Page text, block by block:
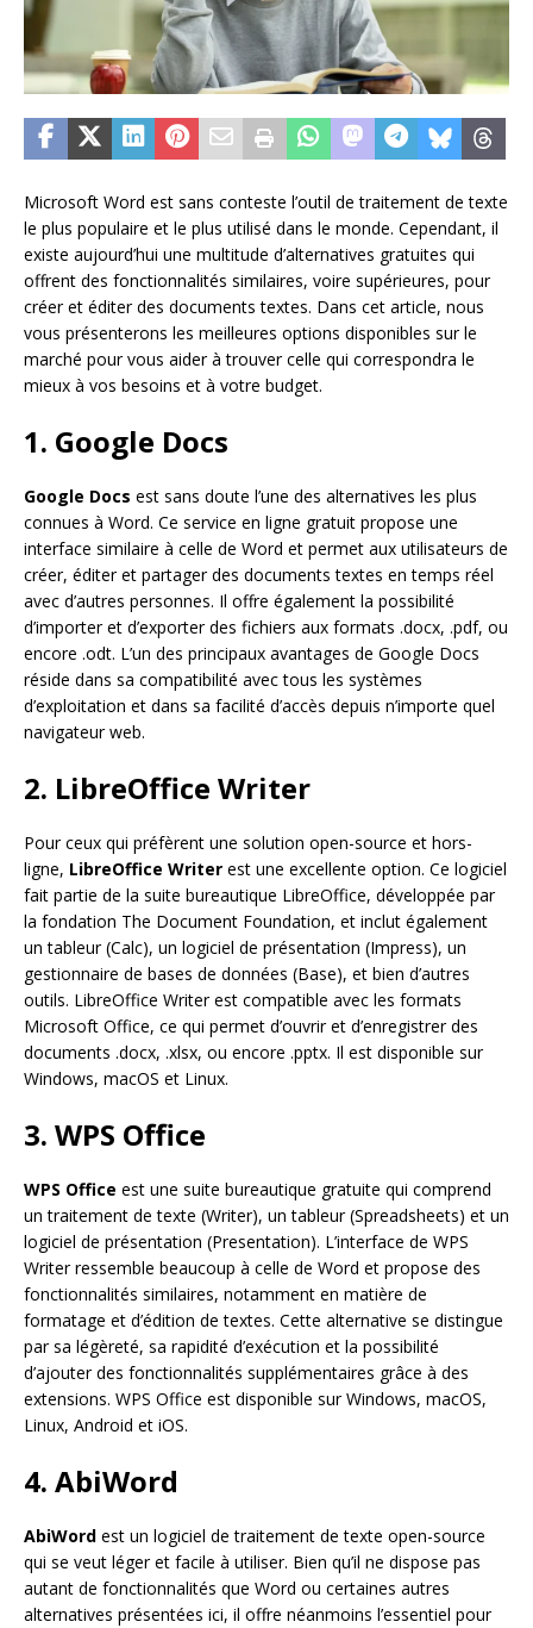
Microsoft Word est sans conteste l’outil de traitement de texte
le plus populaire et le plus utilisé dans le monde. Cependant, il
existe aujourd’hui une multitude d’alternatives gratuites qui
offrent des fonctionnalités similaires, voire supérieures, pour
créer et éditer des documents textes. Dans cet article, nous
vous présenterons les meilleures options disponibles sur le
marché pour vous aider à trouver celle qui correspondra le
mieux à vos besoins et à votre budget.
1. Google Docs
Google Docs est sans doute l’une des alternatives les plus
connues à Word. Ce service en ligne gratuit propose une
interface similaire à celle de Word et permet aux utilisateurs de
créer, éditer et partager des documents textes en temps réel
avec d’autres personnes. Il offre également la possibilité
d’importer et d’exporter des fichiers aux formats .docx, .pdf, ou
encore .odt. L’un des principaux avantages de Google Docs
réside dans sa compatibilité avec tous les systèmes
d’exploitation et dans sa facilité d’accès depuis n’importe quel
navigateur web.
2. LibreOffice Writer
Pour ceux qui préfèrent une solution open-source et hors-
ligne, LibreOffice Writer est une excellente option. Ce logiciel
fait partie de la suite bureautique LibreOffice, développée par
la fondation The Document Foundation, et inclut également
un tableur (Calc), un logiciel de présentation (Impress), un
gestionnaire de bases de données (Base), et bien d’autres
outils. LibreOffice Writer est compatible avec les formats
Microsoft Office, ce qui permet d’ouvrir et d’enregistrer des
documents .docx, .xlsx, ou encore .pptx. Il est disponible sur
Windows, macOS et Linux.
3. WPS Office
WPS Office est une suite bureautique gratuite qui comprend
un traitement de texte (Writer), un tableur (Spreadsheets) et un
logiciel de présentation (Presentation). L’interface de WPS
Writer ressemble beaucoup à celle de Word et propose des
fonctionnalités similaires, notamment en matière de
formatage et d’édition de textes. Cette alternative se distingue
par sa légèreté, sa rapidité d’exécution et la possibilité
d’ajouter des fonctionnalités supplémentaires grâce à des
extensions. WPS Office est disponible sur Windows, macOS,
Linux, Android et iOS.
4. AbiWord
AbiWord est un logiciel de traitement de texte open-source
qui se veut léger et facile à utiliser. Bien qu’il ne dispose pas
autant de fonctionnalités que Word ou certaines autres
alternatives présentées ici, il offre néanmoins l’essentiel pour